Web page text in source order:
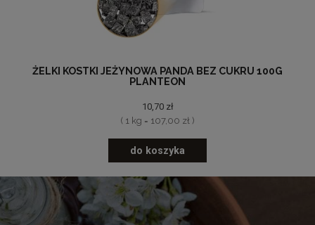
ŻELKI KOSTKI JEŻYNOWA PANDA BEZ CUKRU 100G
PLANTEON
10,70 zł
( 1 kg = 107,00 zł )
do koszyka